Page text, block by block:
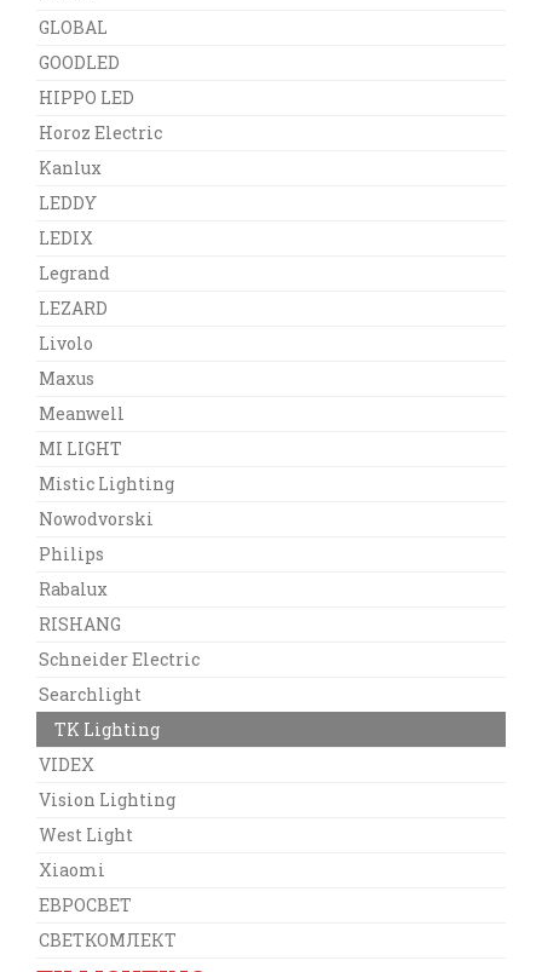
GLOBAL
GOODLED
HIPPO LED
Horoz Electric
Kanlux
LEDDY
LEDIX
Legrand
LEZARD
Livolo
Maxus
Meanwell
MI LIGHT
Mistic Lighting
Nowodvorski
Philips
Rabalux
RISHANG
Schneider Electric
Searchlight
TK Lighting
VIDEX
Vision Lighting
West Light
Xiaomi
ЕВРОСВЕТ
СВЕТКОМЛЕКТ